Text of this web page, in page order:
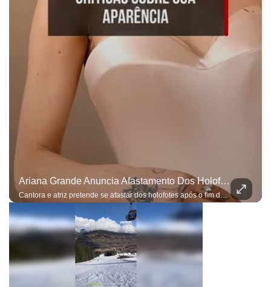
Ariana Grande Anuncia Afastamento Dos Holofotes Em Meio A Críticas Sobre Sua Aparência
Cantora e atriz pretende se afastar dos holofotes após o fim de sua nova turnê